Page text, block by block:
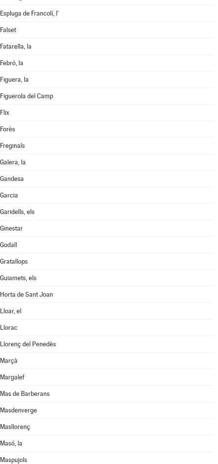
Espluga de Francolí, l'
Falset
Fatarella, la
Febró, la
Figuera, la
Figuerola del Camp
Flix
Forès
Freginals
Galera, la
Gandesa
Garcia
Garidells, els
Ginestar
Godall
Gratallops
Guiamets, els
Horta de Sant Joan
Lloar, el
Llorac
Llorenç del Penedès
Marçà
Margalef
Mas de Barberans
Masdenverge
Masllorenç
Masó, la
Maspujols